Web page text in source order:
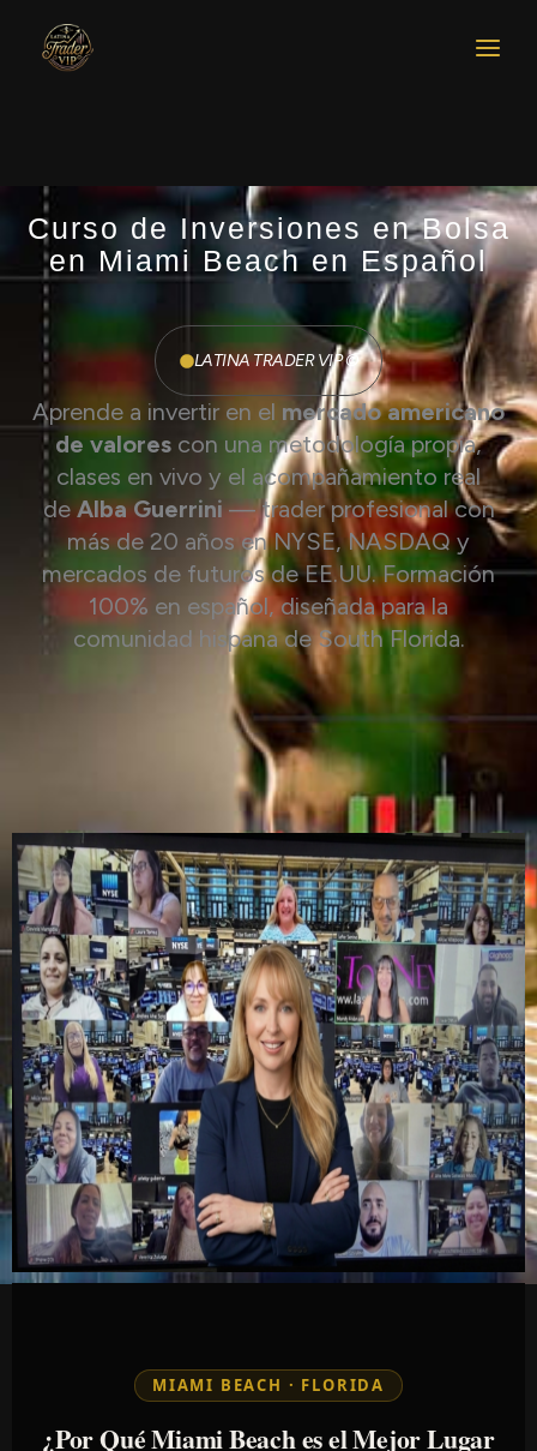
contenido
Curso de Inversiones en Bolsa
en Miami Beach en Español
LATINA TRADER VIP ©​
Aprende a invertir en el mercado americano
de valores con una metodología propia,
clases en vivo y el acompañamiento real
deAlba Guerrini— trader profesional con
más de 20 años en NYSE, NASDAQ y
mercados de futuros de EE.UU. Formación
100% en español, diseñada para la
comunidad hispana de South Florida.
MIAMI BEACH · FLORIDA
¿Por Qué Miami Beach es el Mejor Lugar